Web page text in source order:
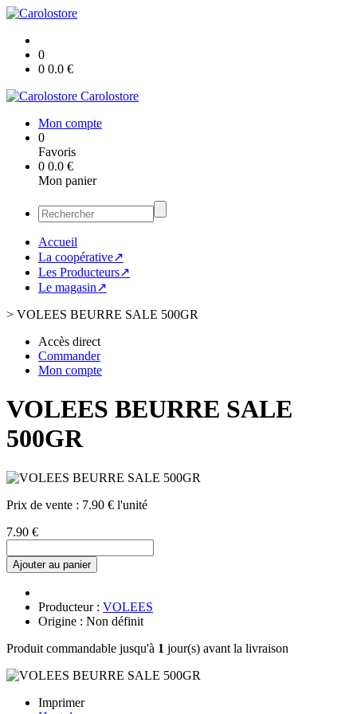
0
0 0.0 €
Carolostore
Mon compte
0
Favoris
0 0.0 €
Mon panier
Accueil
La coopérative↗
Les Producteurs↗
Le magasin↗
> VOLEES BEURRE SALE 500GR
Accès direct
Commander
Mon compte
VOLEES BEURRE SALE
500GR
Prix de vente : 7.90 € l'unité
7.90 €
Ajouter au panier
Producteur : VOLEES
Origine : Non définit
Produit commandable jusqu'à 1 jour(s) avant la livraison
Imprimer